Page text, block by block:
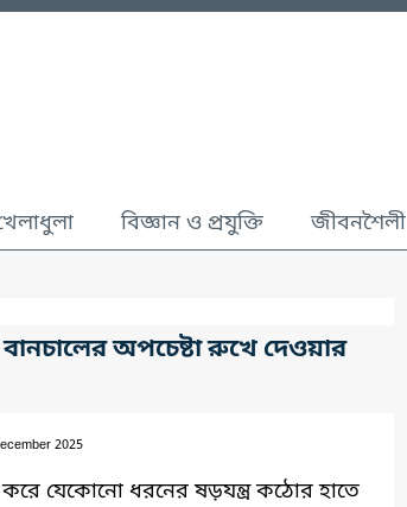
বিজ্ঞান ও প্রযুক্তি জীবনশৈলী
অপচেষ্টা রুখে দেওয়ার
2025
যেকোনো ধরনের ষড়যন্ত্র কঠোর হাতে